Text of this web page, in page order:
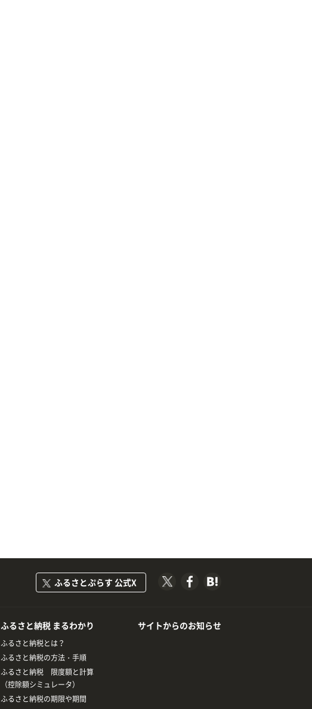
ふるさとぷらす 公式X
ふるさと納税 まるわかり
ふるさと納税とは？
ふるさと納税の方法・手順
ふるさと納税 限度額と計算
（控除額シミュレータ）
ふるさと納税の期限や期間
サイトからのお知らせ